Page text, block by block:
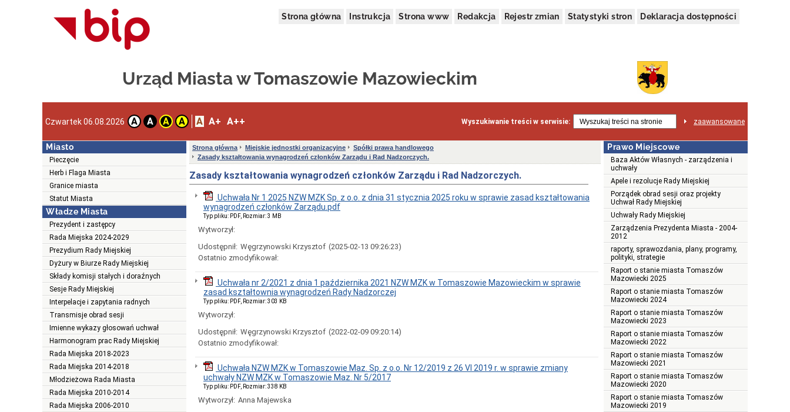
Strona główna Instrukcja Strona www Redakcja Rejestr zmian Statystyki stron Deklaracja dostępności
Urząd Miasta w Tomaszowie Mazowieckim
Czwartek 06.08.2026 A A A A A A+ A++ Wyszukiwanie treści w serwisie: zaawansowane
Miasto
Pieczęcie
Herb i Flaga Miasta
Granice miasta
Statut Miasta
Władze Miasta
Prezydent i zastępcy
Rada Miejska 2024-2029
Prezydium Rady Miejskiej
Dyżury w Biurze Rady Miejskiej
Składy komisji stałych i doraźnych
Sesje Rady Miejskiej
Interpelacje i zapytania radnych
Transmisje obrad sesji
Imienne wykazy głosowań uchwał
Harmonogram prac Rady Miejskiej
Rada Miejska 2018-2023
Rada Miejska 2014-2018
Młodzieżowa Rada Miasta
Rada Miejska 2010-2014
Rada Miejska 2006-2010
Strona główna Miejskie jednostki organizacyjne
Spółki prawa handlowego
Zasady kształtowania wynagrodzeń członków Zarządu i Rad Nadzorczych.
Zasady kształtowania wynagrodzeń członków Zarządu i Rad Nadzorczych.
Uchwała Nr 1 2025 NZW MZK Sp. z o.o. z dnia 31 stycznia 2025 roku w sprawie zasad kształtowania
wynagrodzeń członków Zarządu.pdf
Typ pliku: PDF, Rozmiar: 3 MB
Wytworzył:
Udostępnił: Węgrzynowski Krzysztof (2025-02-13 09:26:23)
Ostatnio zmodyfikował:
Uchwała nr 2/2021 z dnia 1 października 2021 NZW MZK w Tomaszowie Mazowieckim w sprawie
zasad kształtownia wynagrodzeń Rady Nadzorczej
Typ pliku: PDF, Rozmiar: 303 KB
Wytworzył:
Udostępnił: Węgrzynowski Krzysztof (2022-02-09 09:20:14)
Ostatnio zmodyfikował:
Uchwała NZW MZK w Tomaszowie Maz. Sp. z o.o. Nr 12/2019 z 26 VI 2019 r. w sprawie zmiany
uchwały NZW MZK w Tomaszowie Maz. Nr 5/2017
Typ pliku: PDF, Rozmiar: 338 KB
Wytworzył: Anna Majewska
Prawo Miejscowe
Baza Aktów Własnych - zarządzenia i
uchwały
Apele i rezolucje Rady Miejskiej
Porządek obrad sesji oraz projekty
Uchwał Rady Miejskiej
Uchwały Rady Miejskiej
Zarządzenia Prezydenta Miasta - 2004-
2012
raporty, sprawozdania, plany, programy,
polityki, strategie
Raport o stanie miasta Tomaszów
Mazowiecki 2025
Raport o stanie miasta Tomaszów
Mazowiecki 2024
Raport o stanie miasta Tomaszów
Mazowiecki 2023
Raport o stanie miasta Tomaszów
Mazowiecki 2022
Raport o stanie miasta Tomaszów
Mazowiecki 2021
Raport o stanie miasta Tomaszów
Mazowiecki 2020
Raport o stanie miasta Tomaszów
Mazowiecki 2019